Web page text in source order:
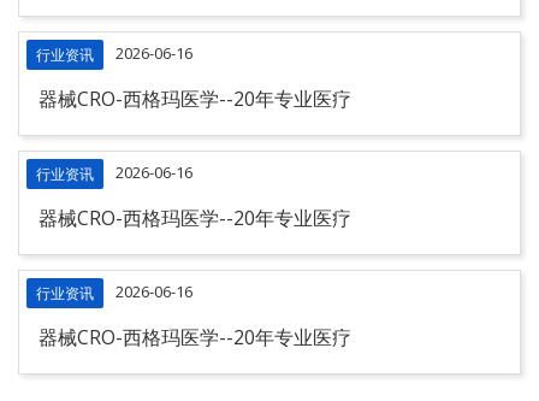
行业资讯 2026-06-16
器械CRO-西格玛医学--20年专业医疗
行业资讯 2026-06-16
器械CRO-西格玛医学--20年专业医疗
行业资讯 2026-06-16
器械CRO-西格玛医学--20年专业医疗